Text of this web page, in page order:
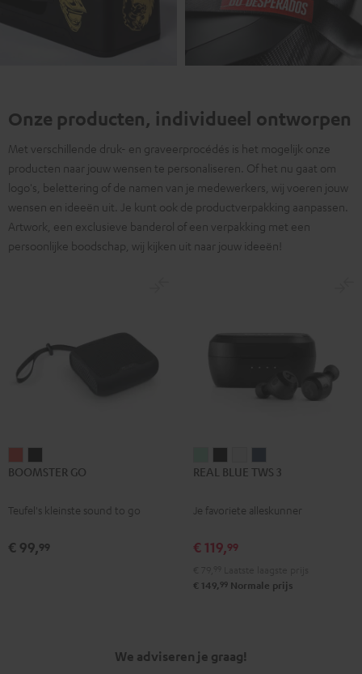
Onze producten, individueel ontworpen
Met verschillende druk- en graveerprocédés is het mogelijk onze
producten naar jouw wensen te personaliseren. Of het nu gaat om
logo's, belettering of de namen van je medewerkers, wij voeren jouw
wensen en ideeën uit. Je kunt ook de productverpakking aanpassen.
Artwork, een exclusieve banderol of een verpakking met een
persoonlijke boodschap, wij kijken uit naar jouw ideeën!
GO
red
GO
black
BOOMSTER GO
Teufel's kleinste sound to go
€ 99,99
BLUE
3
Green
BLUE
3
black
BLUE
3
BLUE
3
REAL BLUE TWS 3
Je favoriete alleskunner
€ 119,99
€ 149, 99 Normale prijs
We adviseren je graag!